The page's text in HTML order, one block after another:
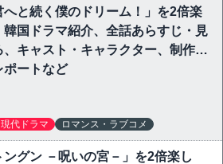
へと続く僕のドリーム！」を2倍楽
韓国ドラマ紹介、全話あらすじ・見
、キャスト・キャラクター、制作発
ポートなど
現代ドラマ ロマンス・ラブコメ
ングン －呪いの宮－」を2倍楽し